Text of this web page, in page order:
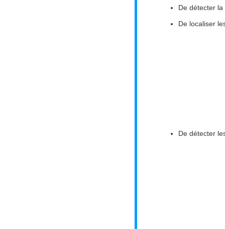
De détecter la
De localiser
De détecter